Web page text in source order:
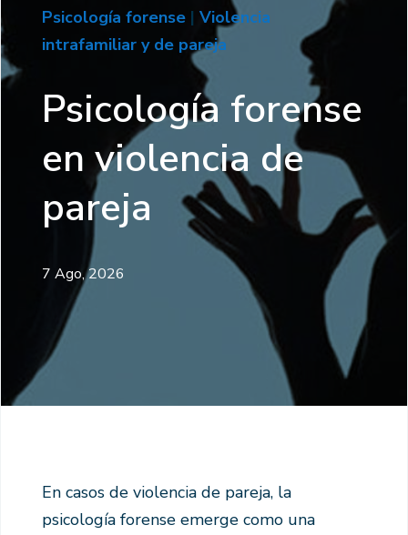
Psicología forense| Violencia
intrafamiliar y de pareja
Psicología forense
en violencia de
pareja
7 Ago, 2026
En casos de violencia de pareja, la
psicología forense emerge como una